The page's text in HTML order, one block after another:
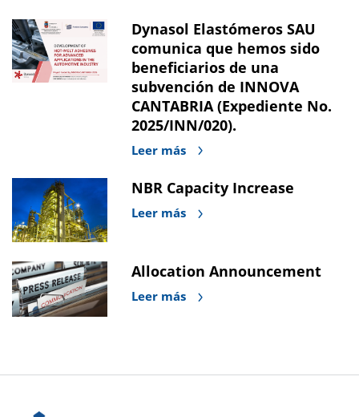
Dynasol Elastómeros SAU
comunica que hemos sido
beneficiarios de una
subvención de INNOVA
CANTABRIA (Expediente No.
2025/INN/020).
Leer más
NBR Capacity Increase
Leer más
Allocation Announcement
Leer más